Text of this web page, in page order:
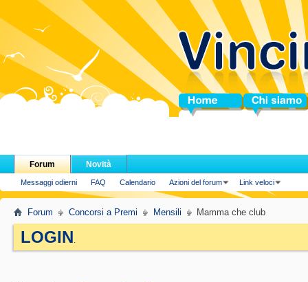
Home Chi siamo
Forum
Messaggi odierni FAQ Calendario Azioni del forum Link veloci
Novità
Forum Concorsi a Premi Mensili Mamma che club
LOGIN.